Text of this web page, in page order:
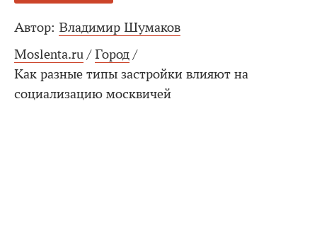
Автор: Владимир Шумаков
Moslenta.ru / Город /
Как разные типы застройки влияют на
социализацию москвичей